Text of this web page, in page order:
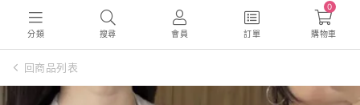
分類 搜尋 會員 訂單
0
購物車
回商品列表